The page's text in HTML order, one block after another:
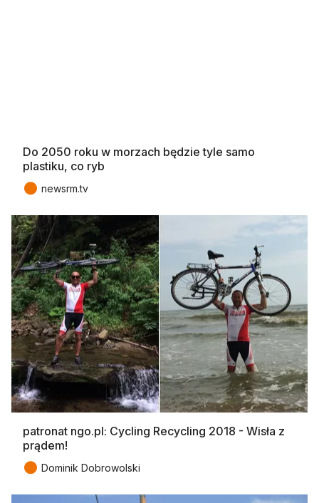
Do 2050 roku w morzach będzie tyle samo
plastiku, co ryb
● newsrm.tv
patronat ngo.pl: Cycling Recycling 2018 - Wisła z
prądem!
● Dominik Dobrowolski